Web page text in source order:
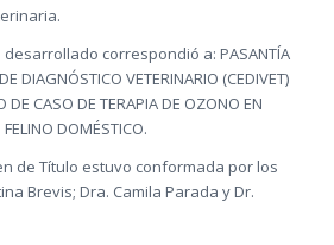
correspondió a: PASANTÍA
DIAGNÓSTICO VETERINARIO (CEDIVET)
DE CASO DE TERAPIA DE OZONO EN
DOMÉSTICO.
de Título estuvo conformada por los
Brevis; Dra. Camila Parada y Dr.